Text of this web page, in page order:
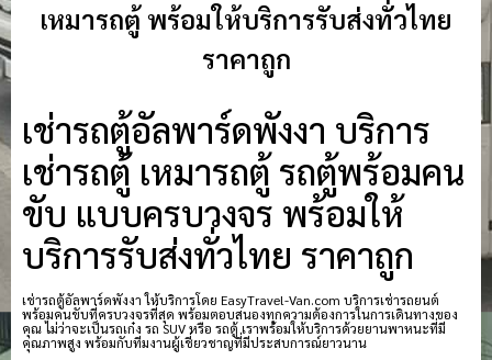
เหมารถตู้ พร้อมให้บริการรับส่งทั่วไทย
ราคาถูก
เช่ารถตู้อัลพาร์ดพังงา บริการ
เช่ารถตู้ เหมารถตู้ รถตู้พร้อมคน
ขับ แบบครบวงจร พร้อมให้
บริการรับส่งทั่วไทย ราคาถูก
เช่ารถตู้อัลพาร์ดพังงา ให้บริการโดย EasyTravel-Van.com บริการเช่ารถยนต์
พร้อมคนขับที่ครบวงจรที่สุด พร้อมตอบสนองทุกความต้องการในการเดินทางของ
คุณ ไม่ว่าจะเป็นรถเก๋ง รถ SUV หรือ รถตู้ เราพร้อมให้บริการด้วยยานพาหนะที่มี
คุณภาพสูง พร้อมกับทีมงานผู้เชี่ยวชาญที่มีประสบการณ์ยาวนาน